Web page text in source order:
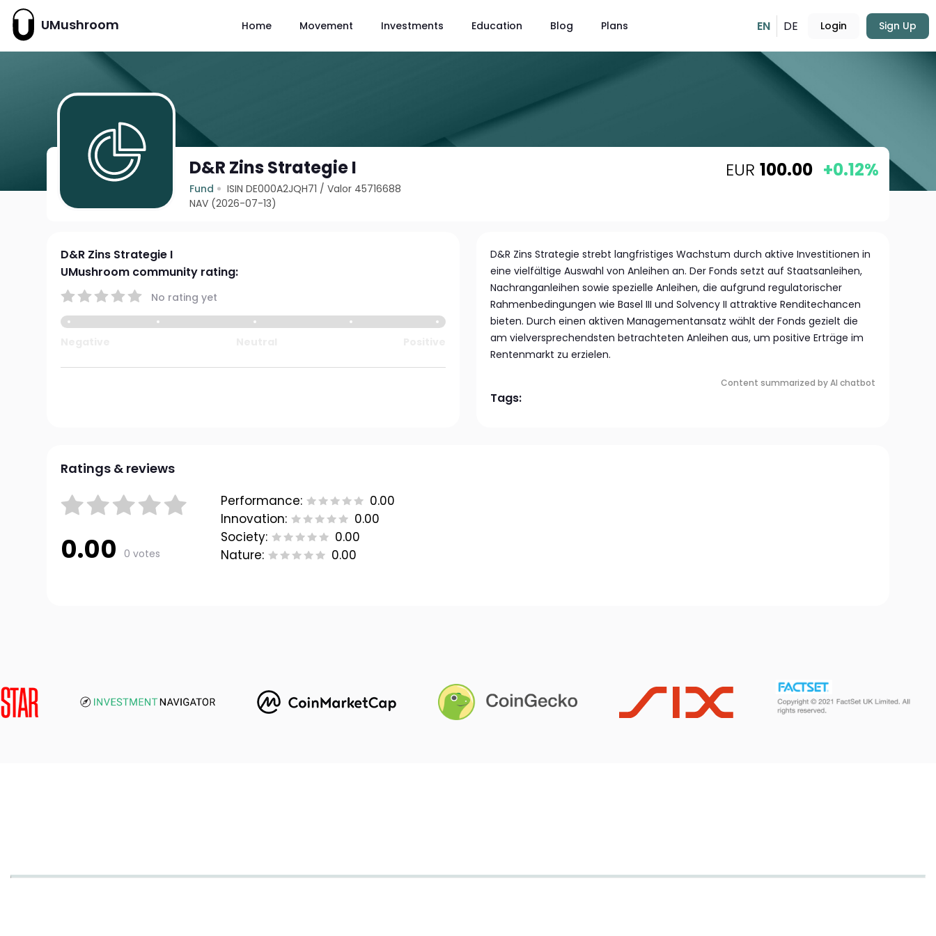
UMushroom Home Movement Investments Education Blog Plans EN DE Login Sign Up
D&R Zins Strategie I
Fund ISIN DE000A2JQH71 /Valor 45716688
NAV (2026-07-13)
EUR 100.00 +0.12%
D&R Zins Strategie I
UMushroom community rating:
No rating yet
D&R Zins Strategie strebt langfristiges Wachstum durch aktive Investitionen in
eine vielfältige Auswahl von Anleihen an. Der Fonds setzt auf Staatsanleihen,
Nachranganleihen sowie spezielle Anleihen, die aufgrund regulatorischer
Rahmenbedingungen wie Basel III und Solvency II attraktive Renditechancen
bieten. Durch einen aktiven Managementansatz wählt der Fonds gezielt die
am vielversprechendsten betrachteten Anleihen aus, um positive Erträge im
Rentenmarkt zu erzielen.
Content summarized by AI chatbot
Tags:
Ratings & reviews
0.00 0 votes
Performance:
0.00
Innovation:
0.00
Society:
0.00
Nature:
0.00